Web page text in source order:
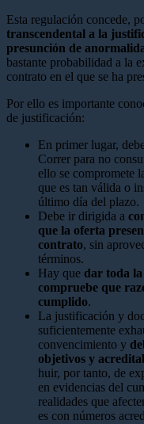
Esta regulación concede,
transcendental a la
presunción de
bastante probabilidad a la
contrato en el que se ha
Por ello es importante
de justificación:
En primer lugar,
Correr para no
ello se compromete
que es tan válida o
último día del plazo.
Debe ir dirigida a
que la oferta
contrato, sin
términos.
Hay que dar toda
compruebe que
cumplido.
La justificación y
suficientemente
convencimiento y
objetivos y
huir, por tanto, de
en evidencias del
realidades que
es con números